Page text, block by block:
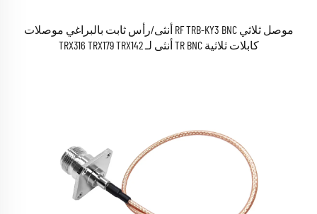
موصل ثلاثي RF TRB-KY3 BNC أنثى/رأس ثابت بالبراغي موصلات
كابلات ثلاثية TR BNC أنثى لـ TRX316 TRX179 TRX142